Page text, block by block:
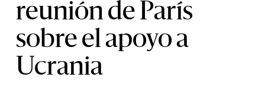
reunión de París
sobre el apoyo a
Ucrania